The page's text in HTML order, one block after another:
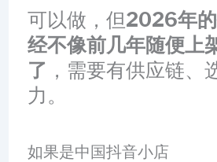
可以做，但2026年
经不像前几年随便上
了 ，需要有供应链、
力。
如果是中国抖音小店